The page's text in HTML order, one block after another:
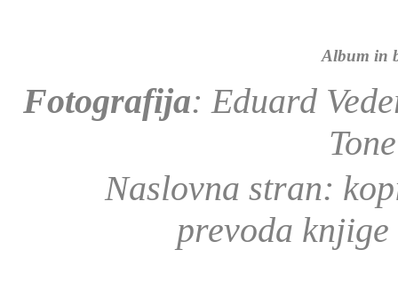
Album in
Fotografija: Eduard
Naslovna stran:
prevoda